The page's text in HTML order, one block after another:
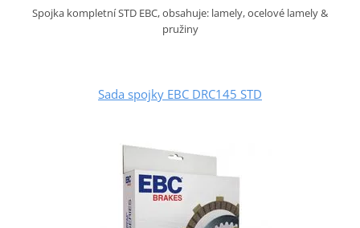
Spojka kompletní STD EBC, obsahuje: lamely, ocelové lamely &
pružiny
Sada spojky EBC DRC145 STD